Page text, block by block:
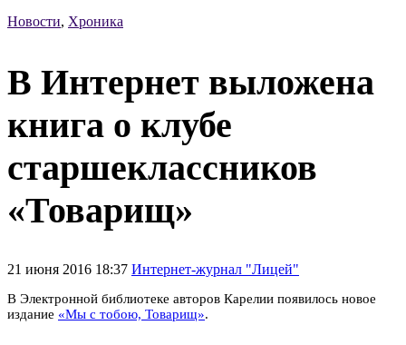
Новости, Хроника
В Интернет выложена
книга о клубе
старшеклассников
«Товарищ»
21 июня 2016 18:37 Интернет-журнал "Лицей"
В Электронной библиотеке авторов Карелии появилось новое
издание «Мы с тобою, Товарищ».